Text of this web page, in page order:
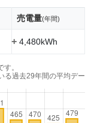
売電量(年間)
+4,480kWh
。
る過去29年間の平均デー